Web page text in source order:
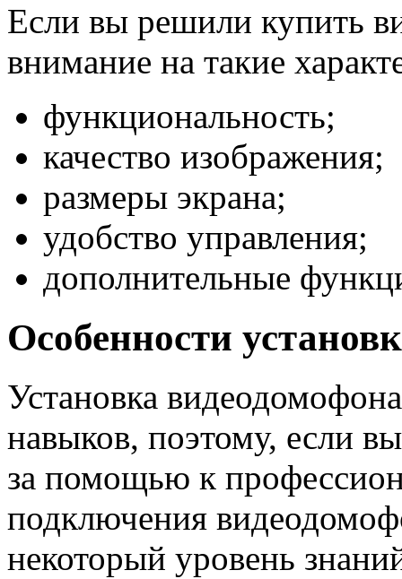
Если вы решили купить
внимание на такие
функциональность;
качество изображения;
размеры экрана;
удобство управления;
дополнительные
Особенности
Установка
навыков, поэтому, если
за помощью к
подключения
некоторый уровень